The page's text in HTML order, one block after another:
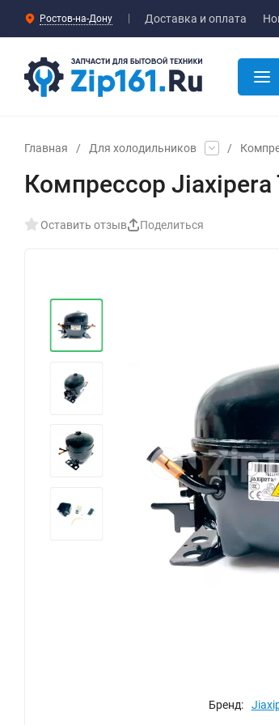
Ростов-на-Дону Доставка и оплата
Главная / Для холодильников /
Компрессор Jiaxipera
Оставить отзыв Поделиться
‹
Бренд: